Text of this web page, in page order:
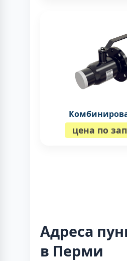
цена по
Адреса
в Перми